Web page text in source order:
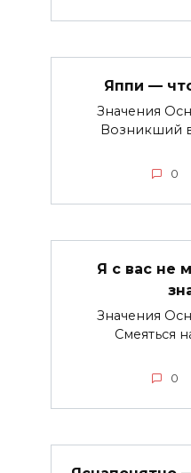
Яппи —
Значения
Возникший
0
Я с вас не
Значения
Смеяться
0